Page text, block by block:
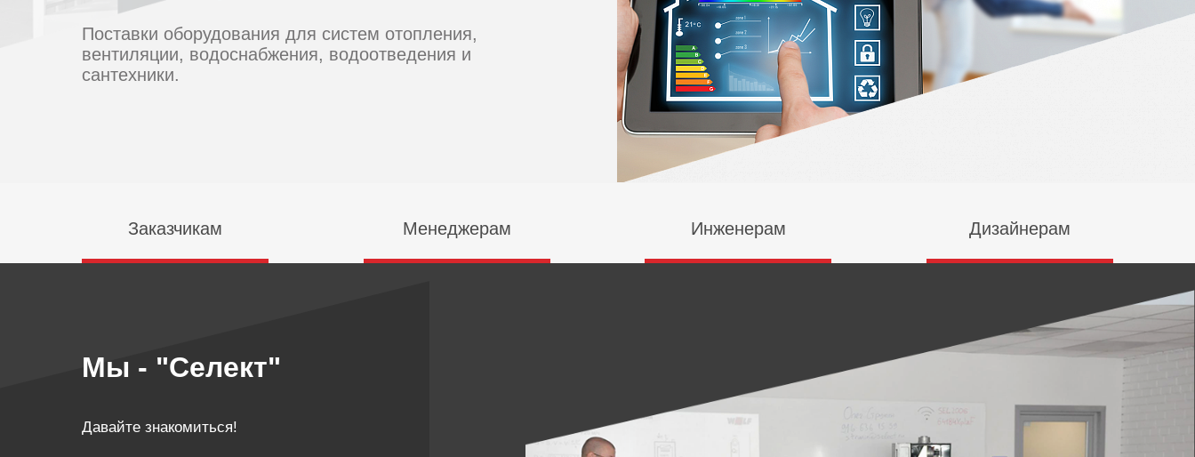
Поставки оборудования для систем отопления,
вентиляции, водоснабжения, водоотведения и
сантехники.
Заказчикам
Выбирайте проверенные
Менеджерам
Управляйте проектами и
Инженерам
Составляйте
Дизайнерам
Сочетайте дизайн и
Мы - "Селект"
Давайте знакомиться!